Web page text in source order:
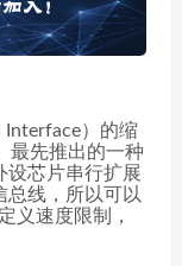
Interface）的缩
最先推出的一种
设芯片串行扩展
总线，所以可以
义速度限制，